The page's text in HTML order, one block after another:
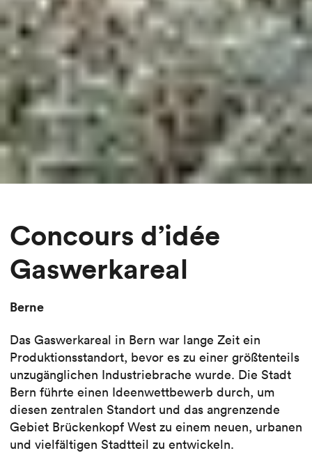
Concours d’idée
Gaswerkareal
Berne
Das Gaswerkareal in Bern war lange Zeit ein
Produktionsstandort, bevor es zu einer größtenteils
unzugänglichen Industriebrache wurde. Die Stadt
Bern führte einen Ideenwettbewerb durch, um
diesen zentralen Standort und das angrenzende
Gebiet Brückenkopf West zu einem neuen, urbanen
und vielfältigen Stadtteil zu entwickeln.